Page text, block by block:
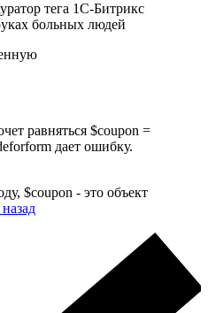
тега 1С-Битрикс
больных людей
равняться $coupon =
дает ошибку.
$coupon - это объект